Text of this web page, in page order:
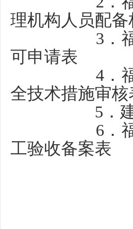
理机构人员配备
3．
可申请表
4．
全技术措施审核
5．
6．
工验收备案表